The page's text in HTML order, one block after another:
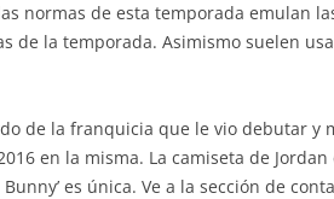
normas de esta temporada emulan
de la temporada. Asimismo suelen
de la franquicia que le vio debutar
en la misma. La camiseta de
es única. Ve a la sección de